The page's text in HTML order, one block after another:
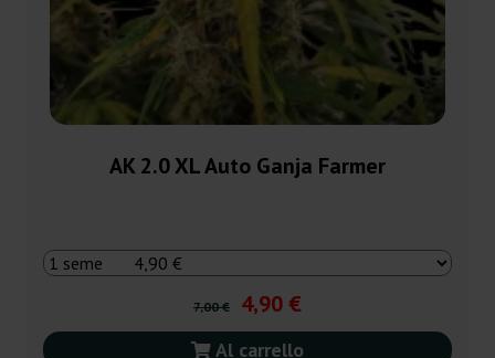
AK 2.0 XL Auto Ganja Farmer
7,00 € 4,90 €
Al carrello